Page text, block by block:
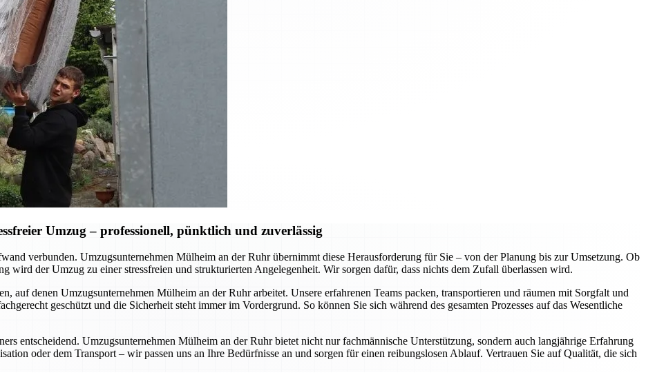
Umzug – professionell, pünktlich und zuverlässig
verbunden. Umzugsunternehmen Mülheim an der Ruhr übernimmt diese Herausforderung für Sie – von der Planung bis zur Umsetzung. Ob
wird der Umzug zu einer stressfreien und strukturierten Angelegenheit. Wir sorgen dafür, dass nichts dem Zufall überlassen wird.
auf denen Umzugsunternehmen Mülheim an der Ruhr arbeitet. Unsere erfahrenen Teams packen, transportieren und räumen mit Sorgfalt und
geschützt und die Sicherheit steht immer im Vordergrund. So können Sie sich während des gesamten Prozesses auf das Wesentliche
entscheidend. Umzugsunternehmen Mülheim an der Ruhr bietet nicht nur fachmännische Unterstützung, sondern auch langjährige Erfahrung
oder dem Transport – wir passen uns an Ihre Bedürfnisse an und sorgen für einen reibungslosen Ablauf. Vertrauen Sie auf Qualität, die sich